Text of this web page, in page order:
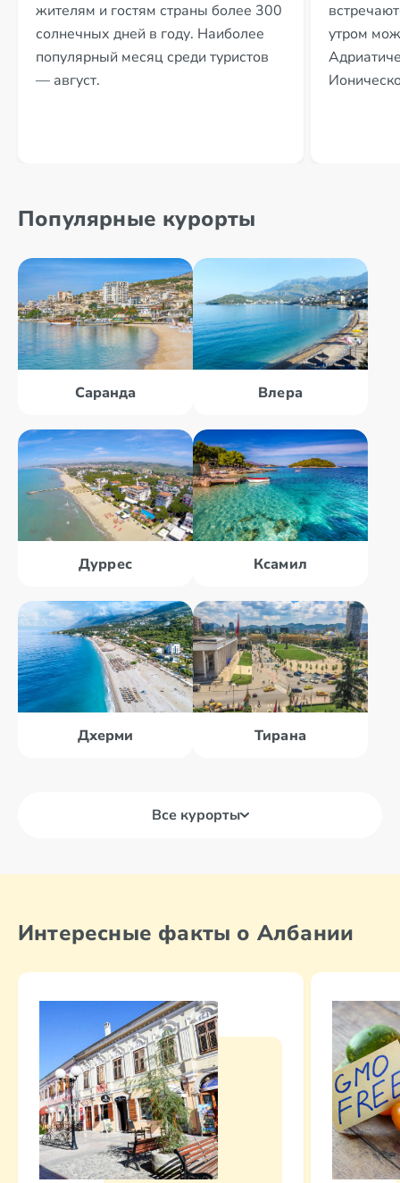
жителям и гостям страны более 300
солнечных дней в году. Наиболее
популярный месяц среди туристов
— август.
утром
Популярные курорты
Саранда Влера
Дуррес Ксамил
Дхерми Тирана
Все курорты
Берат
Бутринти
Влера
Дуррес
Интересные факты о Албании